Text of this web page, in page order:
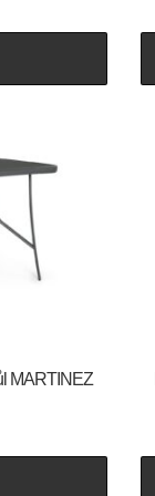
MARTINEZ